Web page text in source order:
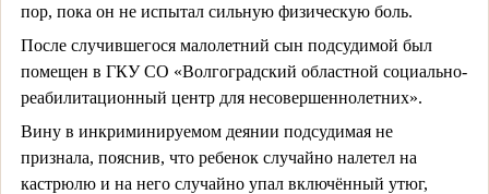
пор, пока он не испытал сильную физическую боль.
После случившегося малолетний сын подсудимой был
помещен в ГКУ СО «Волгоградский областной социально-
реабилитационный центр для несовершеннолетних».
Вину в инкриминируемом деянии подсудимая не
признала, пояснив, что ребенок случайно налетел на
кастрюлю и на него случайно упал включённый утюг,